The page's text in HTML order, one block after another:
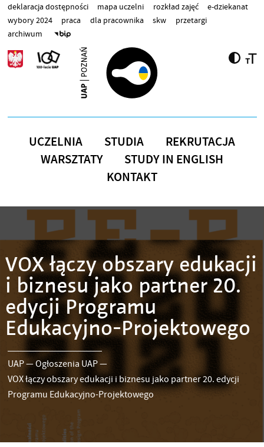
Przejdź do treści
deklaracja dostępności mapa uczelni rozkład zajęć
e-dziekanat
wybory 2024
praca dla pracownika skw
przetargi
archiwum
UCZELNIA STUDIA
REKRUTACJA
WARSZTATY
STUDY IN ENGLISH
KONTAKT
VOX łączy obszary edukacji
i biznesu jako partner 20.
edycji Programu
Edukacyjno-Projektowego
UAP—Ogłoszenia UAP—
VOX łączy obszary edukacji i biznesu jako partner 20. edycji
Programu Edukacyjno-Projektowego